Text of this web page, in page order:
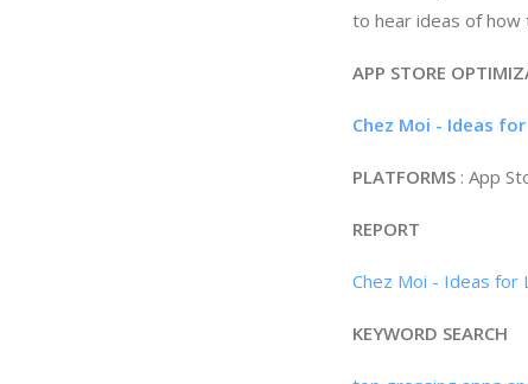
to hear ideas of
APP STORE
Chez Moi - Ideas
PLATFORMS : App
REPORT
Chez Moi - Ideas for
KEYWORD SEARCH